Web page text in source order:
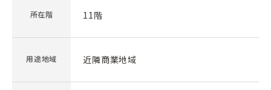
所在階 11階
用途地域 近隣商業地域